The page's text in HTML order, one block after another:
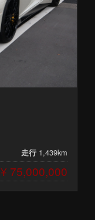
走行 1,439km
¥ 75,000,000